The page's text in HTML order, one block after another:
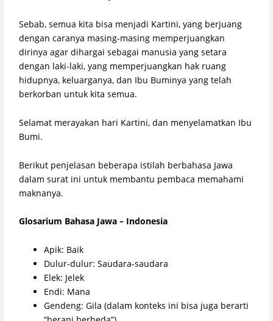
Sebab, semua kita bisa menjadi Kartini, yang berjuang
dengan caranya masing-masing memperjuangkan
dirinya agar dihargai sebagai manusia yang setara
dengan laki-laki, yang memperjuangkan hak ruang
hidupnya, keluarganya, dan Ibu Buminya yang telah
berkorban untuk kita semua.
Selamat merayakan hari Kartini, dan menyelamatkan Ibu
Bumi.
Berikut penjelasan beberapa istilah berbahasa Jawa
dalam surat ini untuk membantu pembaca memahami
maknanya.
Glosarium Bahasa Jawa – Indonesia
Apik: Baik
Dulur-dulur: Saudara-saudara
Elek: Jelek
Endi: Mana
Gendeng: Gila (dalam konteks ini bisa juga berarti